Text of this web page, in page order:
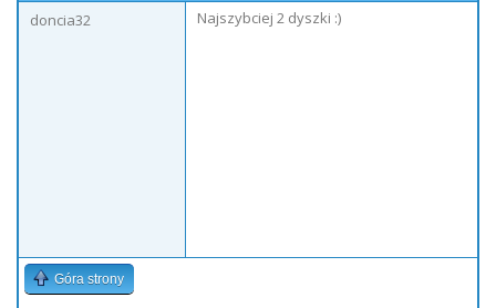
doncia32
Najszybciej 2 dyszki :)
Góra strony